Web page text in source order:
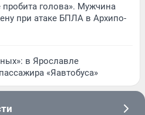
голова». Мужчина
при атаке БПЛА в Архипо-
в Ярославле
«Яавтобуса»